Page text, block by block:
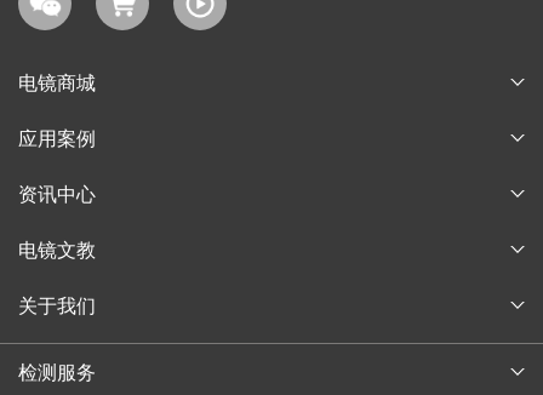
电镜商城
耗材商城
应用案例
论文案例
资讯中心
企业新闻
中镜讲堂
电镜文教
电子显微镜博物馆
电子显微镜教育
实验技术培训
关于我们
检测服务